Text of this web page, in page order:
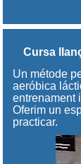
Cursa
Un métode
aeróbica
entrenament
Oferim un
practicar.